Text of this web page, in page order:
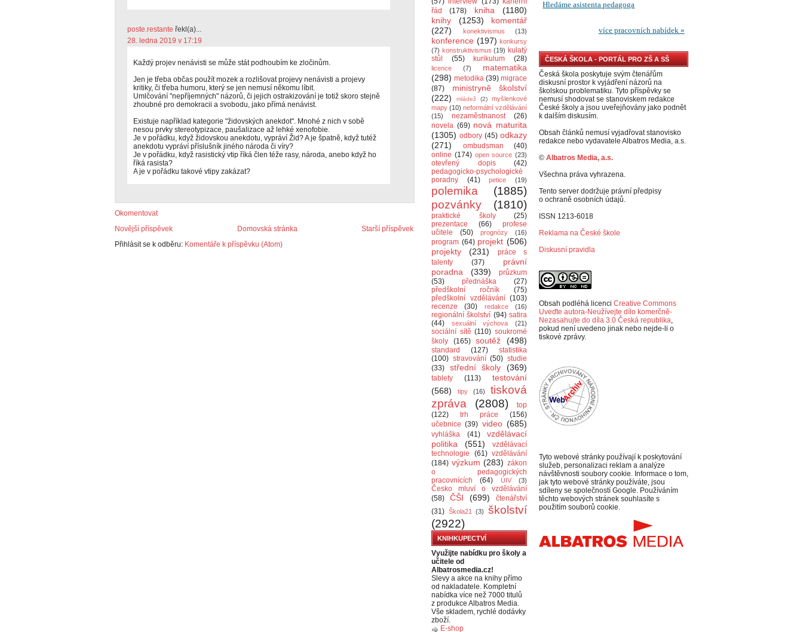
poste.restante řekl(a)...
28. ledna 2019 v 17:19
Každý projev nenávisti se může stát podhoubím ke zločinům.
Jen je třeba občas použít mozek a rozlišovat projevy nenávisti a projevy
kritiky, či třeba humoru, který se jen nemusí někomu líbit.
Umlčování "nepříjemných" názorů, či jejich ostrakizování je totiž skoro stejně
zhoubné pro demokracii a svobodu, jako přímá nenávist.
Existuje například kategorie "židovských anekdot". Mnohé z nich v sobě
nesou prvky stereotypizace, paušalizace až lehké xenofobie.
Je v pořádku, když židovskou anekdotu, vypráví Žid? A je špatně, když tutéž
anekdotu vypráví příslušník jiného národa či víry?
Je v pořádku, když rasistický vtip říká člen téže rasy, národa, anebo když ho
říká rasista?
A je v pořádku takové vtipy zakázat?
Okomentovat
Novější příspěvek
Starší příspěvek
Domovská stránka
Přihlásit se k odběru: Komentáře k příspěvku (Atom)
řád
(178) kniha
(1180)
knihy
(1253)
komentář
(227)
konektivismus (13)
konference (197) konkursy
(7) konstruktivismus (19) kulatý
stůl
(55) kurikulum (28)
licence (7)
matematika
(298) metodika (39) migrace
(87)
ministryně školství
(222)
mládež (2)
myšlenkové
mapy (10) neformální vzdělávání
(15)
nezaměstnanost
(26)
novela (69) nová maturita
(1305) odbory (45) odkazy
(271)
ombudsman
(40)
online (174) open source (23)
otevřený dopis
(42)
pedagogicko-psychologické
poradny
(41) petice (19)
polemika
(1885)
pozvánky
(1810)
praktické školy
(25)
prezentace
(66)
profese
učitele
(50) prognózy (16)
program (64) projekt (506)
projekty
(231)
práce s
talenty
(37)
právní
poradna
(339)
průzkum
(53)
přednáška
(27)
předškolní ročník
(75)
předškolní vzdělávání (103)
recenze
(30) redakce (16)
regionální školství (94) satira
(44)
sexuální výchova (21)
sociální sítě (110) soukromé
školy
(165) soutěž (498)
standard (127)
statistika
(100) stravování (50) studie
(33)
střední školy (369)
tablety (113)
testování
(568)
tipy (16)
tisková
zpráva
(2808)
top
(122)
trh práce
(156)
učebnice (39) video (685)
vyhláška (41)
vzdělávací
politika
(551)
vzdělávací
technologie
(61) vzdělávání
(184) výzkum (283) zákon
o pedagogických
pracovnících
(64) ÚIV (3)
Česko mluví o vzdělávání
(58)
ČŠI (699)
čtenářství
(31) Škola21 (3)
školství
(2922)
KNIHKUPECTVÍ
Využijte nabídku pro školy a
učitele od
Albatrosmedia.cz!
Slevy a akce na knihy přímo
od nakladatele. Kompletní
nabídka více než 7000 titulů
z produkce Albatros Media.
Vše skladem, rychlé dodávky
zboží.
E-shop
ČESKÁ ŠKOLA - PORTÁL PRO ZŠ A SŠ
Česká škola poskytuje svým čtenářům
diskusní prostor k vyjádření názorů na
školskou problematiku. Tyto příspěvky se
nemusí shodovat se stanoviskem redakce
České školy a jsou uveřejňovány jako podnět
k dalším diskusím.
Obsah článků nemusí vyjadřovat stanovisko
redakce nebo vydavatele Albatros Media, a.s.
© Albatros Media, a.s.
Všechna práva vyhrazena.
Tento server dodržuje právní předpisy
o ochraně osobních údajů.
ISSN 1213-6018
Reklama na České škole
Diskusní pravidla
Obsah podléhá licenci Creative Commons
Uveďte autora-Neužívejte dílo komerčně-
Nezasahujte do díla 3.0 Česká republika,
pokud není uvedeno jinak nebo nejde-li o
tiskové zprávy.
Tyto webové stránky používají k poskytování
služeb, personalizaci reklam a analýze
návštěvnosti soubory cookie. Informace o tom,
jak tyto webové stránky používáte, jsou
sdíleny se společností Google. Používáním
těchto webových stránek souhlasíte s
použitím souborů cookie.